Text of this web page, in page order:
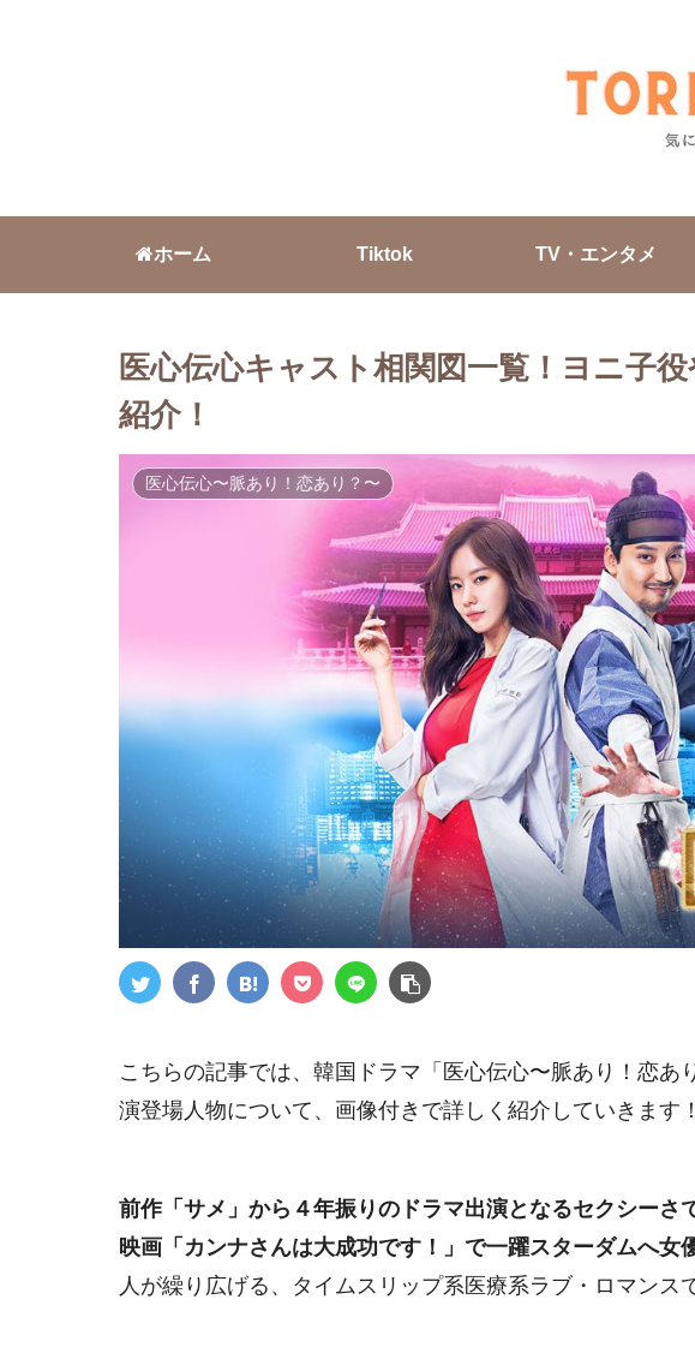
ホーム Tiktok TV・エンタメ
医心伝心キャスト相関図一覧！ヨニ子
紹介！
医心伝心〜脈あり！恋あり？〜
こちらの記事では、韓国ドラマ「医心伝心〜脈あり！恋あ
演登場人物について、画像付きで詳しく紹介していきます！
前作「サメ」から４年振りのドラマ出演となるセクシーさ
映画「カンナさんは大成功です！」で一躍スターダムへ女
人が繰り広げる、タイムスリップ系医療系ラブ・ロマンス